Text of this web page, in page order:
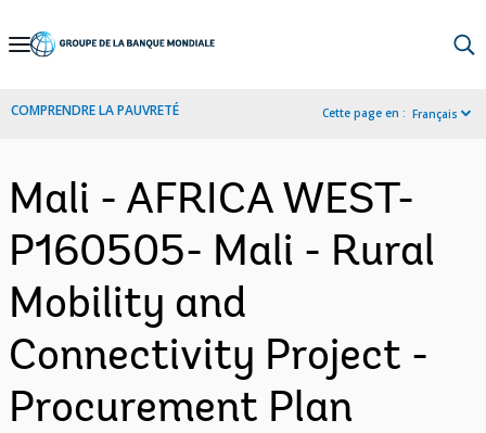
Skip
Navigation
COMPRENDRE LA PAUVRETÉ Cette page en : Français
Mali - AFRICA WEST-
P160505- Mali - Rural
Mobility and
Connectivity Project -
Procurement Plan